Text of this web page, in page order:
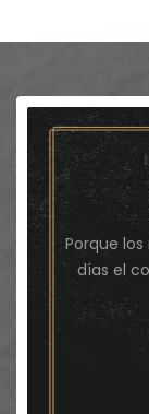
Porque
días el